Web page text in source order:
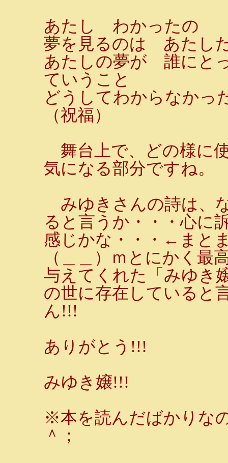
あたし わかったの
夢を見るのは あたし
あたしの夢が 誰にと
ていうこと
どうしてわからなかっ
（祝福）
舞台上で、どの様に
気になる部分ですね。
みゆきさんの詩は、
ると言うか・・・心に
感じかな・・・←まと
（＿＿）ｍとにかく最
与えてくれた「みゆき
の世に存在していると
ん!!!
ありがとう!!!
みゆき嬢!!!
※本を読んだばかりな
＾；